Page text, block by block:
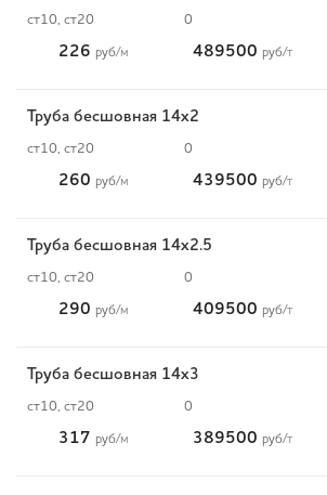
ст10, ст20 0
226 руб/м 489500 руб/т
Труба бесшовная 14х2
ст10, ст20 0
260 руб/м 439500 руб/т
Труба бесшовная 14х2.5
ст10, ст20 0
290 руб/м 409500 руб/т
Труба бесшовная 14х3
ст10, ст20 0
317 руб/м 389500 руб/т